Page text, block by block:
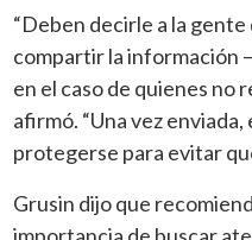
“Deben decirle a la
compartir la información
en el caso de quienes no
afirmó. “Una vez
protegerse para evitar
Grusin dijo que
importancia de buscar